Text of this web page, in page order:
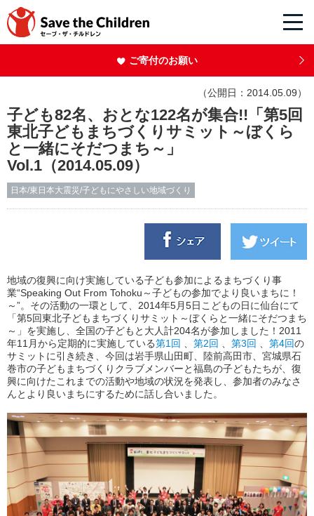
ご寄付のお願い
（公開日：2014.05.09）
子ども82名、おとな122名が集合!!「第5回
東北子どもまちづくりサミット～ぼくら
と一緒にそだつまち～」
Vol.1（2014.05.09）
日本/東日本大震災/子どもにやさしい地域づくり
地域の復興に向け実施している子ども参加によるまちづくり事
業“Speaking Out From Tohoku～子どもの参加でより良いまちに！
～”。その活動の一環として、2014年5月5日こどもの日に仙台にて
「第5回東北子どもまちづくりサミット～ぼくらと一緒にそだつまち
～」を実施し、全国の子どもと大人計204名が参加しました！2011
年11月から定期的に実施している第1回 第2回 第3回 第4回の
サミットに引き続き、今回は岩手県山田町、陸前高田市、宮城県石
巻市の子どもまちづくりクラブメンバーと福島の子どもたちが、復
興に向けたこれまでの活動や地域の状況を発表し、参加者のみなさ
んとより良いまちにするために話し合いました。